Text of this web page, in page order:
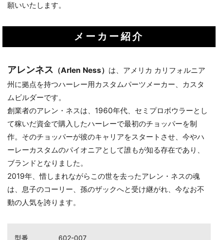
願いいたします。
メーカー紹介
アレンネス （Arlen Ness） は、アメリカ カリフォルニア
州に拠点を持つハーレー用カスタムパーツメーカー、カスタ
ムビルダーです。
創業者のアレン・ネスは、1960年代、セミプロボウラーとし
て稼いだ資金で購入したハーレーで最初のチョッパーを制
作。そのチョッパーが彼のキャリアをスタートさせ、今やハ
ーレーカスタムのパイオニアとして誰もが知る存在であり、
ブランドとなりました。
2019年、惜しまれながらこの世を去ったアレン・ネスの魂
は、息子のコーリー、孫のザックへと受け継がれ、今なお不
動の人気を誇ります。
型番 602-007